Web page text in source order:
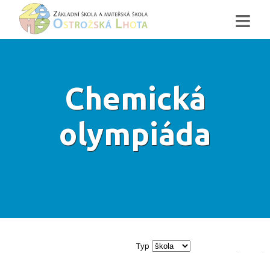
≡
Chemická
olympiáda
Typ